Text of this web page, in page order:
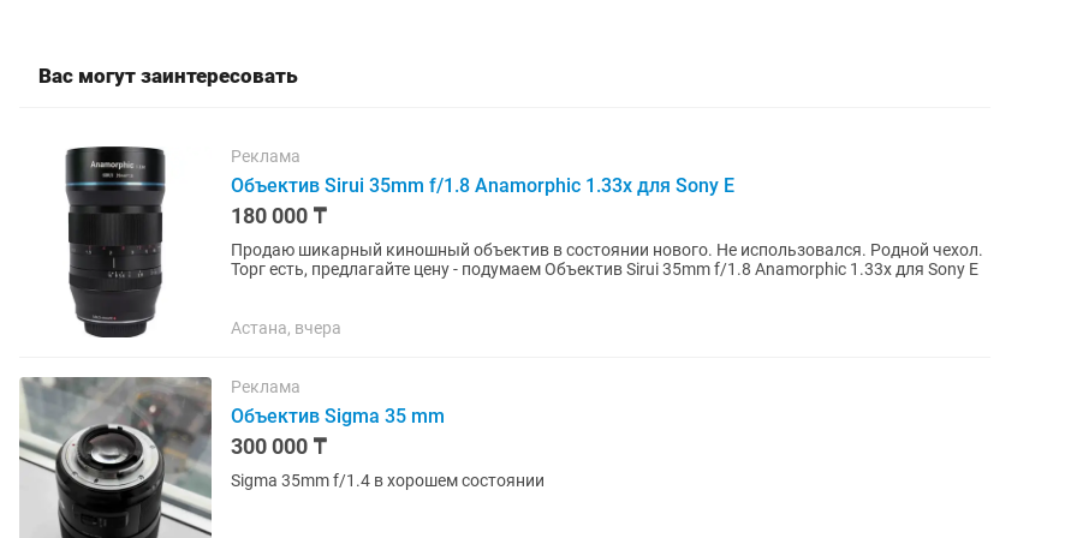
Вас могут заинтересовать
Реклама
Объектив Sirui 35mm f/1.8 Anamorphic 1.33x для Sony E
180 000 ₸
Продаю шикарный киношный объектив в состоянии нового. Не использовался. Родной чехол.
Торг есть, предлагайте цену - подумаем Объектив Sirui 35mm f/1.8 Anamorphic 1.33x для Sony E
Астана, вчера
Реклама
Объектив Sigma 35 mm
300 000 ₸
Sigma 35mm f/1.4 в хорошем состоянии